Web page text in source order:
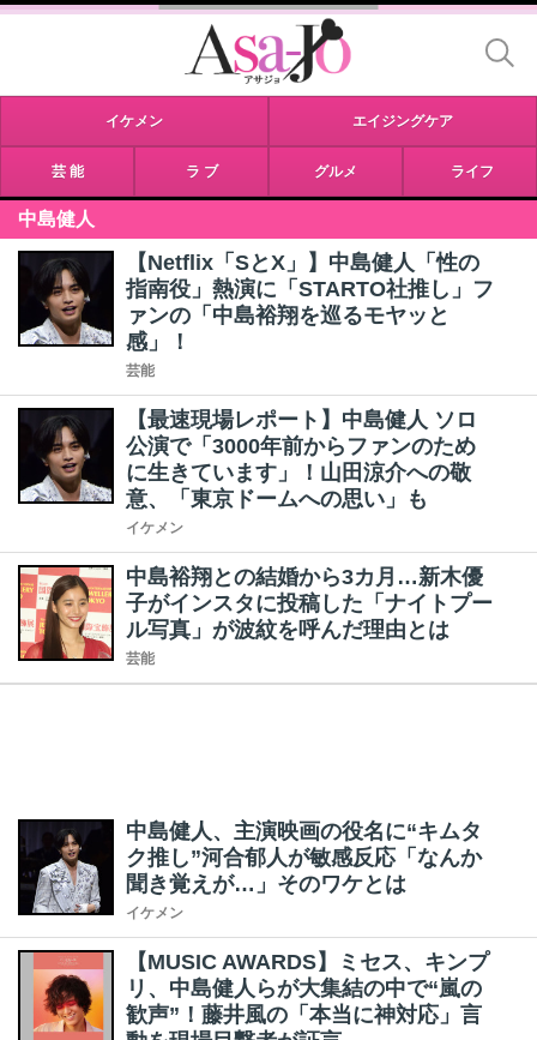
イケメン エイジングケア
芸 能 ラ ブ グルメ ライフ
中島健人
【Netflix「SとX」】中島健人「性の
指南役」熱演に「STARTO社推し」フ
ァンの「中島裕翔を巡るモヤッと
感」！
芸能
【最速現場レポート】中島健人 ソロ
公演で「3000年前からファンのため
に生きています」！山田涼介への敬
意、「東京ドームへの思い」も
イケメン
中島裕翔との結婚から3カ月…新木優
子がインスタに投稿した「ナイトプー
ル写真」が波紋を呼んだ理由とは
芸能
中島健人、主演映画の役名に“キムタ
ク推し”河合郁人が敏感反応「なんか
聞き覚えが…」そのワケとは
イケメン
【MUSIC AWARDS】ミセス、キンプ
リ、中島健人らが大集結の中で“嵐の
歓声”！藤井風の「本当に神対応」言